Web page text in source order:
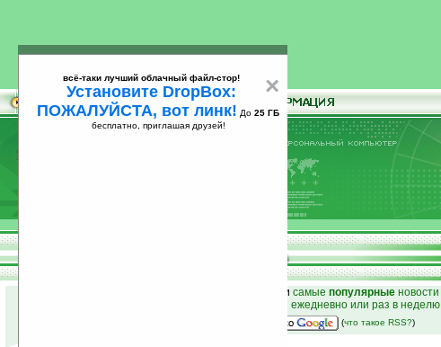
25
и самые популярные новости
на email ежедневно или раз в неделю
(что такое RSS?)
×
всё-таки лучший облачный файл-стор!
Установите DropBox:
ПОЖАЛУЙСТА, вот линк! До 25 ГБ
бесплатно, приглашая друзей!